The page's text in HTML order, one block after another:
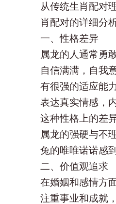
从传统生肖配对
肖配对的详细分
一、性格差异
属龙的人通常勇
自信满满，自我
有很强的适应能
表达真实情感，
这种性格上的差
属龙的强硬与不
兔的唯唯诺诺感
二、价值观追求
在婚姻和感情方
注重事业和成就